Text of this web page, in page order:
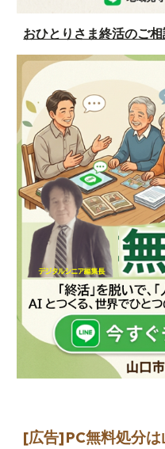
おひとりさま終活のご相
[広告]PC無料処分